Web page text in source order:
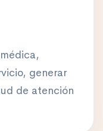
generar
de atención